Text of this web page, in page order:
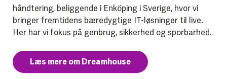
håndtering, beliggende i Enköping i Sverige, hvor vi
bringer fremtidens bæredygtige IT-løsninger til live.
Her har vi fokus på genbrug, sikkerhed og sporbarhed.
Læs mere om Dreamhouse